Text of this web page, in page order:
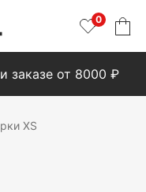
0
заказе от 8000 ₽
XS